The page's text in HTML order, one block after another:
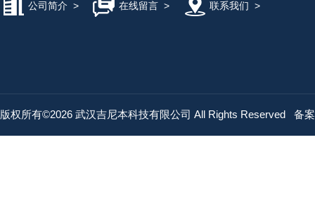
公司简介 > 在线留言> 联系我们 >
版权所有©2026 武汉吉尼本科技有限公司 All Rights Reserved 备